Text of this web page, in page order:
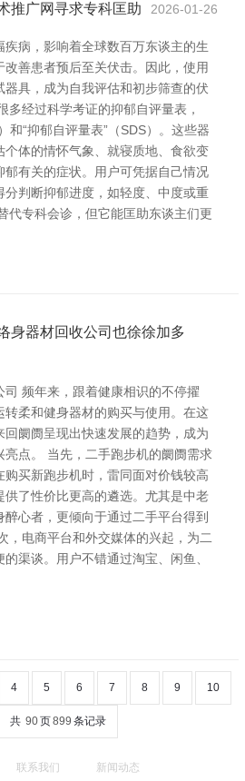
推广网寻求专科匡助 2026-01-26
病，影响着全球数百万东谈主的生
善患者预后至关伏击。因此，使用
具，成为自我评估和初步筛查的伏
多经过科学考证的抑郁自评量表，
和“抑郁自评量表”（SDS）。这些器
体的情怀气象、就寝质地、食欲变
有关的症状。用户可凭据自己情况
判断抑郁进度，如轻度、中度或重
代专科会诊，但它能匡助东谈主们更
身器材回收公司也徐徐加多
频年来，跟着健康相识的不停擢
转柔和健身器材的购买与使用。在这
阛阓呈现出快速发展的趋势，成为
点。 当先，二手跑步机的阛阓需求
买新跑步机时，雷同面对价钱较高
供了性价比更高的遴选。尤其是中老
心者，更倾向于通过二手平台得到
，电商平台和外交媒体的兴起，为二
渠谈。用户不错通过淘宝、闲鱼、
4 5 6 7 8 9 10
共 90页899 条记录
联系我们 新闻动态